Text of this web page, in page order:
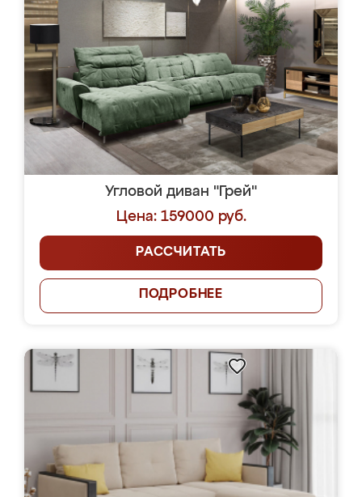
Угловой диван "Грей"
Цена: 159000 руб.
РАССЧИТАТЬ
ПОДРОБНЕЕ